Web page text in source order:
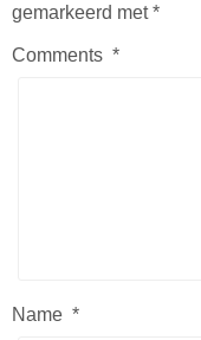
gemarkeerd met*
Comments *
Name *